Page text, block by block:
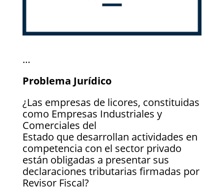
…
Problema Jurídico
¿Las empresas de licores, constituidas
como Empresas Industriales y
Comerciales del
Estado que desarrollan actividades en
competencia con el sector privado
están obligadas a presentar sus
declaraciones tributarias firmadas por
Revisor Fiscal?